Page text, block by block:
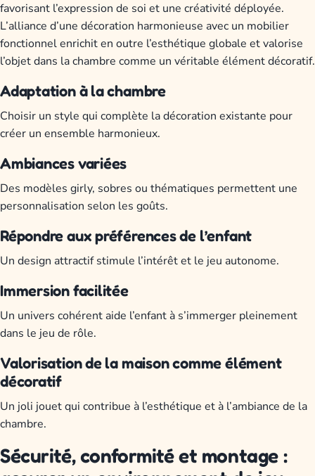
favorisant l’expression de soi et une créativité déployée.
L’alliance d’une décoration harmonieuse avec un mobilier
fonctionnel enrichit en outre l’esthétique globale et valorise
l’objet dans la chambre comme un véritable élément décoratif.
Adaptation à la chambre
Choisir un style qui complète la décoration existante pour
créer un ensemble harmonieux.
Ambiances variées
Des modèles girly, sobres ou thématiques permettent une
personnalisation selon les goûts.
Répondre aux préférences de l’enfant
Un design attractif stimule l’intérêt et le jeu autonome.
Immersion facilitée
Un univers cohérent aide l’enfant à s’immerger pleinement
dans le jeu de rôle.
Valorisation de la maison comme élément
décoratif
Un joli jouet qui contribue à l’esthétique et à l’ambiance de la
chambre.
Sécurité, conformité et montage :